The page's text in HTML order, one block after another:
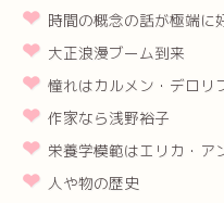
時間の概念の話が極端に
大正浪漫ブーム到来
憧れはカルメン・デロリ
作家なら浅野裕子
栄養学模範はエリカ・ア
人や物の歴史